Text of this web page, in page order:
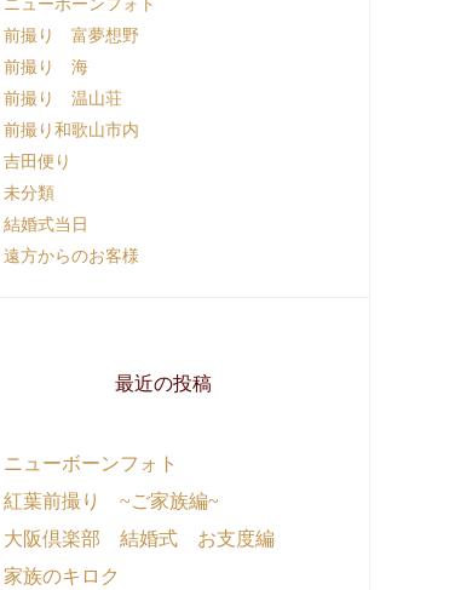
ニューボーンフォト
前撮り 富夢想野
前撮り 海
前撮り 温山荘
前撮り和歌山市内
吉田便り
未分類
結婚式当日
遠方からのお客様
最近の投稿
ニューボーンフォト
紅葉前撮り ~ご家族編~
大阪倶楽部 結婚式 お支度編
家族のキロク